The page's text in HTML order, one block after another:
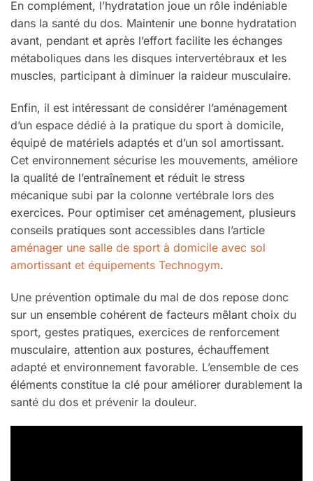
En complément, l’hydratation joue un rôle indéniable
dans la santé du dos. Maintenir une bonne hydratation
avant, pendant et après l’effort facilite les échanges
métaboliques dans les disques intervertébraux et les
muscles, participant à diminuer la raideur musculaire.
Enfin, il est intéressant de considérer l’aménagement
d’un espace dédié à la pratique du sport à domicile,
équipé de matériels adaptés et d’un sol amortissant.
Cet environnement sécurise les mouvements, améliore
la qualité de l’entraînement et réduit le stress
mécanique subi par la colonne vertébrale lors des
exercices. Pour optimiser cet aménagement, plusieurs
conseils pratiques sont accessibles dans l’article
aménager une salle de sport à domicile avec sol
amortissant et équipements Technogym.
Une prévention optimale du mal de dos repose donc
sur un ensemble cohérent de facteurs mêlant choix du
sport, gestes pratiques, exercices de renforcement
musculaire, attention aux postures, échauffement
adapté et environnement favorable. L’ensemble de ces
éléments constitue la clé pour améliorer durablement la
santé du dos et prévenir la douleur.